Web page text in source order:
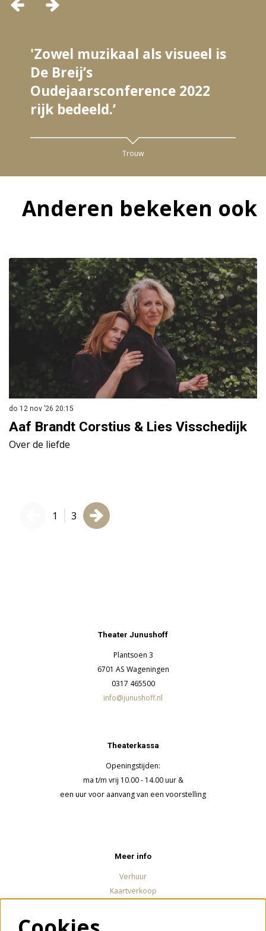
'Zowel muzikaal als visueel is
De Breij’s
Oudejaarsconference 2022
rijk bedeeld.’
Trouw
Anderen bekeken ook
Aaf Brandt Corstius & Lies Visschedijk
Over de liefde
do 12 nov ’26 20:15
1 3
Theater Junushoff
Plantsoen 3
6701 AS Wageningen
0317 465500
info@junushoff.nl
Theaterkassa
Openingstijden:
ma t/m vrij 10.00 - 14.00 uur &
een uur voor aanvang van een voorstelling
Meer info
Verhuur
Kaartverkoop